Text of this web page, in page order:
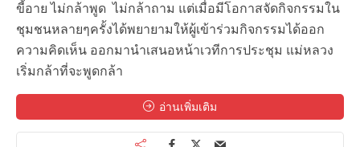
ขี้อาย ไม่กล้าพูด ไม่กล้าถาม แต่เมื่อมีโอกาสจัดกิจกรรมใน
ชุมชนหลายๆครั้งได้พยายามให้ผู้เข้าร่วมกิจกรรมได้ออก
ความคิดเห็น ออกมานำเสนอหน้าเวทีการประชุม แม่หลวง
เริ่มกล้าที่จะพูดกล้า
อ่านเพิ่มเติม